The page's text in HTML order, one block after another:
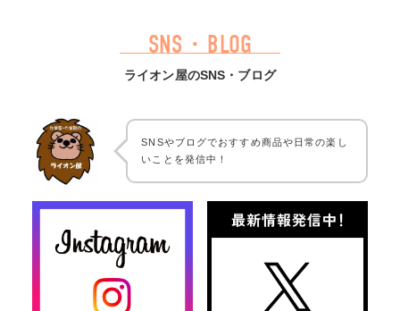
SNS・BLOG
ライオン屋のSNS・ブログ
SNSやブログでおすすめ商品や日常の楽し
いことを発信中！